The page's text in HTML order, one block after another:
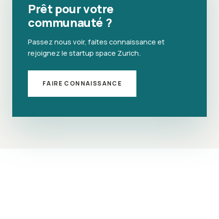
Prêt pour votre
communauté ?
Passez nous voir, faites connaissance et
rejoignez le startup space Zurich.
FAIRE CONNAISSANCE